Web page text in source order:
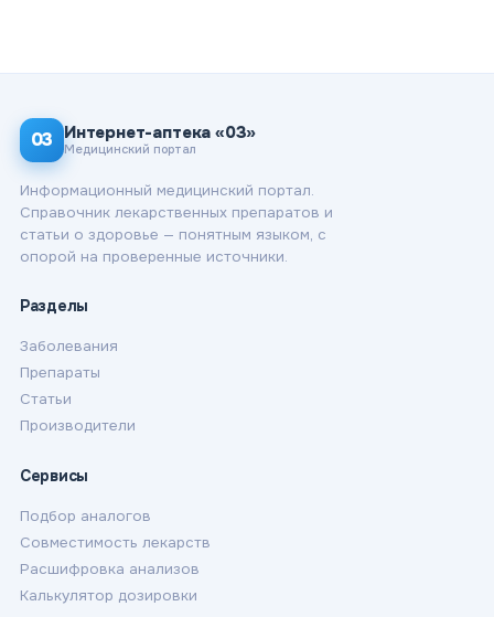
03 Интернет-аптека «03»
Медицинский портал
Информационный медицинский портал.
Справочник лекарственных препаратов и
статьи о здоровье — понятным языком, с
опорой на проверенные источники.
Разделы
Заболевания
Препараты
Статьи
Производители
Сервисы
Подбор аналогов
Совместимость лекарств
Расшифровка анализов
Калькулятор дозировки